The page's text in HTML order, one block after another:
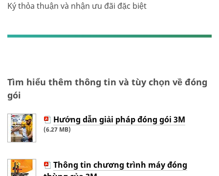
Ký thỏa thuận và nhận ưu đãi đặc biệt
Tìm hiểu thêm thông tin và tùy chọn về đóng
gói
Hướng dẫn giải pháp đóng gói 3M
(6.27 MB)
Thông tin chương trình máy đóng